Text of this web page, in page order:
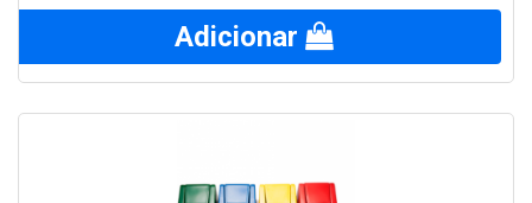
Adicionar